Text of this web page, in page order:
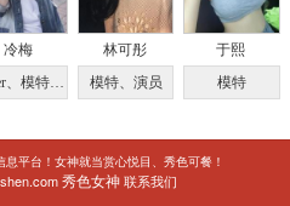
冷梅
Coser、模特、摄影师
林可彤
模特、演员
于熙
模特
平台！女神就当赏心悦目、秀色可餐！
秀色女神联系我们